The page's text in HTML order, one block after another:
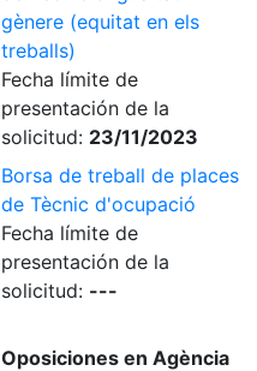
gènere (equitat en els
treballs)
Fecha límite de
presentación de la
solicitud: 23/11/2023
Borsa de treball de places
de Tècnic d'ocupació
Fecha límite de
presentación de la
solicitud: ---
Oposiciones en Agència